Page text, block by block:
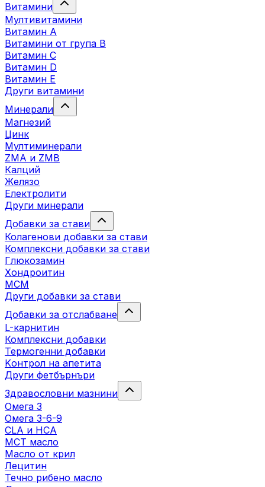
Витамини
Мултивитамини
Витамин А
Витамини от група B
Витамин C
Витамин D
Витамин E
Други витамини
Минерали
Магнезий
Цинк
Мултиминерали
ZMA и ZMB
Калций
Желязо
Електролити
Други минерали
Добавки за стави
Колагенови добавки за стави
Комплексни добавки за стави
Глюкозамин
Хондроитин
МСМ
Други добавки за стави
Добавки за отслабване
L-карнитин
Комплексни добавки
Термогенни добавки
Kонтрол на апетита
Други фетбърнъри
Здравословни мазнини
Омега 3
Омега 3-6-9
CLA и HCA
МСТ масло
Масло от крил
Лецитин
Течно рибено масло